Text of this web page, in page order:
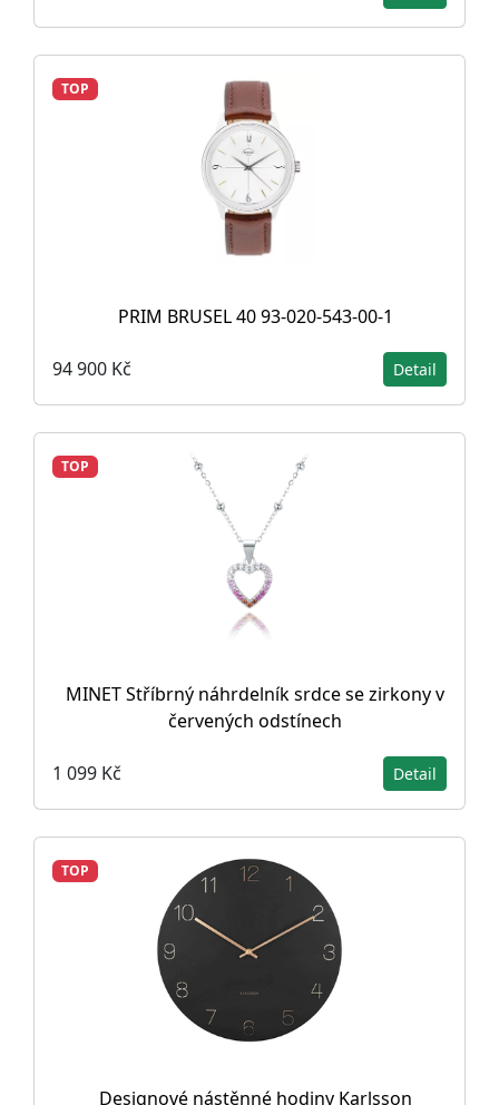
TOP
PRIM BRUSEL 40 93-020-543-00-1
94 900 Kč Detail
TOP
MINET Stříbrný náhrdelník srdce se zirkony v
červených odstínech
1 099 Kč Detail
TOP
Designové nástěnné hodiny Karlsson